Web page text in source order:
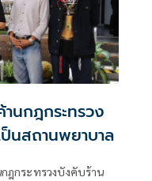
นกฎกระทรวง
นสถานพยาบาล
ฎกระทรวงบังคับร้าน